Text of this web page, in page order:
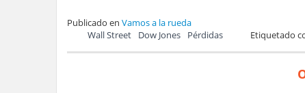
Publicado en Vamos a la rueda
Etiquetado
Wall Street Dow Jones Pérdidas